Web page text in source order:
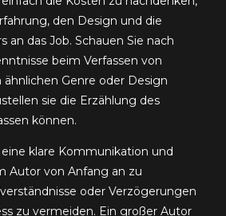
den Design und die
an das Job. Schauen Sie nach
beim Verfassen von
Genre oder Design
sie die Erzählung des
können.
klare Kommunikation und
Autor von Anfang an zu
oder Verzögerungen
zu vermeiden. Ein großer Autor